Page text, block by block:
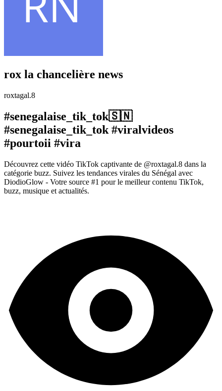
rox la chancelière news
roxtagal.8
#senegalaise_tik_tok🇸🇳
#senegalaise_tik_tok #viralvideos
#pourtoii #vira
Découvrez cette vidéo TikTok captivante de @roxtagal.8 dans la
catégorie buzz. Suivez les tendances virales du Sénégal avec
DiodioGlow - Votre source #1 pour le meilleur contenu TikTok,
buzz, musique et actualités.